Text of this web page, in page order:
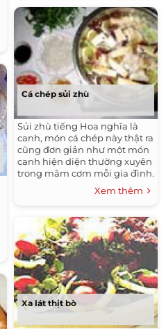
Cá chép sủi zhù
Sủi zhù tiếng Hoa nghĩa là
canh, món cá chép này thật ra
cũng đơn giản như một món
canh hiện diện thường xuyên
trong mâm cơm mỗi gia đình.
Cách nấu cũng đơn giản,
nhưng khi nếm vào mới thấy
rõ ràng một hương vị lạ.
Xem thêm
Xa lát thịt bò